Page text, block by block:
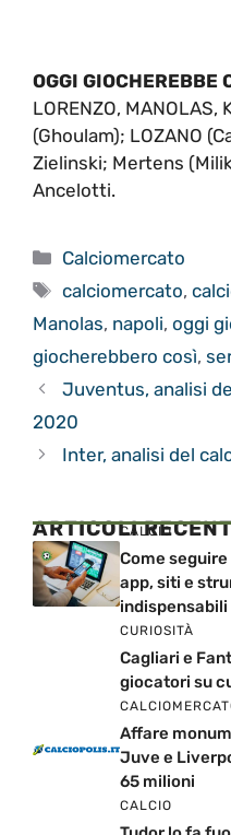
OGGI
LORENZO, MANOLAS,
(Ghoulam); LOZANO
Zielinski; Mertens
Ancelotti.
Categorie
Calciomercato
Tag
calciomercato,
Manolas, napoli, oggi
giocherebbero così,
Juventus, analisi
2020
Inter, analisi del
ARTICOLICALCIO
Come seguire
app, siti e
CURIOSITÀ
Cagliari e
giocatori su
Affare
Juve e
65 milioni
CALCIO